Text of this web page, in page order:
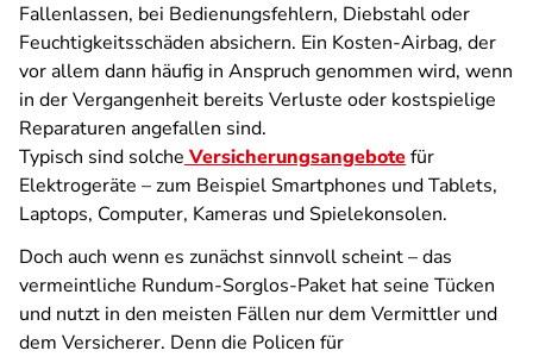
Fallenlassen, bei Bedienungsfehlern, Diebstahl oder
Feuchtigkeitsschäden absichern. Ein Kosten-Airbag, der
vor allem dann häufig in Anspruch genommen wird, wenn
in der Vergangenheit bereits Verluste oder kostspielige
Reparaturen angefallen sind.
Typisch sind solche Versicherungsangebotefür
Elektrogeräte – zum Beispiel Smartphones und Tablets,
Laptops, Computer, Kameras und Spielekonsolen.
Doch auch wenn es zunächst sinnvoll scheint – das
vermeintliche Rundum-Sorglos-Paket hat seine Tücken
und nutzt in den meisten Fällen nur dem Vermittler und
dem Versicherer. Denn die Policen für